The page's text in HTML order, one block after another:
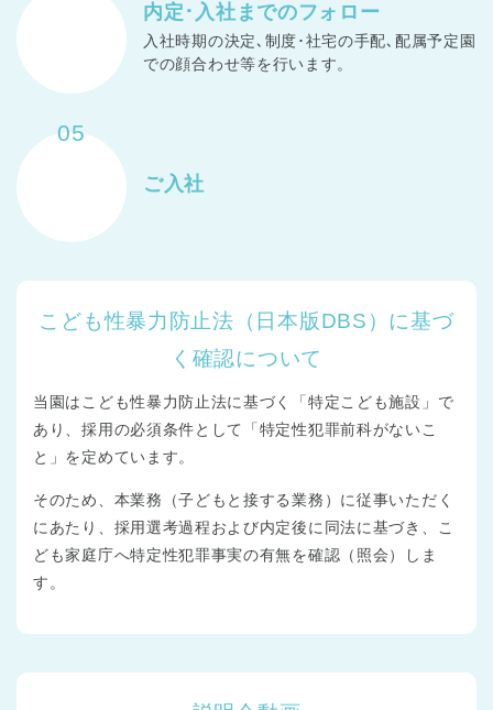
内定･入社までのフォロー
入社時期の決定､制度･社宅の手配､配属予定園
での顔合わせ等を行います。
05
ご入社
こども性暴力防止法（日本版DBS）に基づ
く確認について
当園はこども性暴力防止法に基づく「特定こども施設」で
あり、採用の必須条件として「特定性犯罪前科がないこ
と」を定めています。
そのため、本業務（子どもと接する業務）に従事いただく
にあたり、採用選考過程および内定後に同法に基づき、こ
ども家庭庁へ特定性犯罪事実の有無を確認（照会）しま
す。